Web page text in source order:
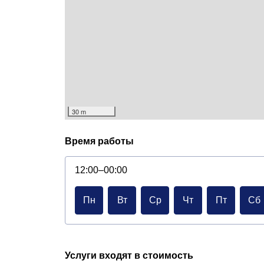
30 m
Время работы
12:00–00:00
Пн Вт Ср Чт Пт Сб
Услуги входят в стоимость